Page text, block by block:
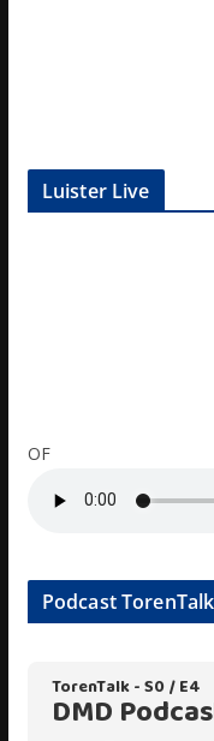
Luister Live
OF
Podcast TorenTalk